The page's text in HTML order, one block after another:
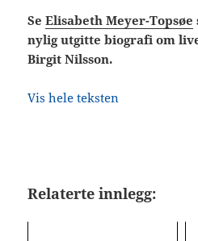
SeElisabeth Meyer-Topsøe
nylig utgitte biografi om
Birgit Nilsson.
Vis hele teksten
Relaterte innlegg: